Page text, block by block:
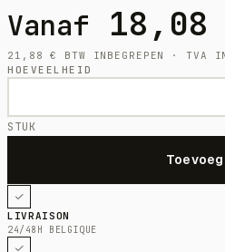
Vanaf 18,08
21,88€
BTW INBEGREPEN ·
HOEVEELHEID
STUK
LIVRAISON
24/48H BELGIQUE